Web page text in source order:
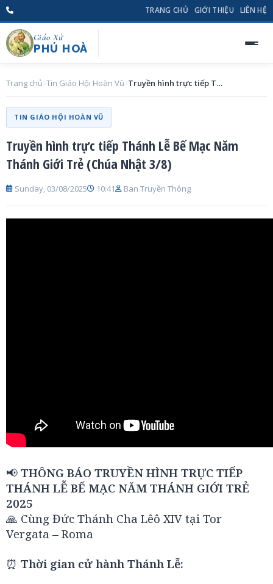
TRANG CHỦ GIỚI THIỆU LIÊN HỆ
Giáo Xứ
PHÚ HOÀ
Trang chủ Tin Giáo Hội Hoàn Vũ Truyền hình trực tiếp Thánh Lễ Bế Mạc Năm Thánh Giới Trẻ (Chúa Nhật 3/8)
TIN GIÁO HỘI HOÀN VŨ
Truyền hình trực tiếp Thánh Lễ Bế Mạc Năm
Thánh Giới Trẻ (Chúa Nhật 3/8)
Sunday, 03/08/2025 10:41 Ban Truyền Thông
📢 THÔNG BÁO TRUYỀN HÌNH TRỰC TIẾP
THÁNH LỄ BẾ MẠC NĂM THÁNH GIỚI TRẺ
2025
🙏 Cùng Đức Thánh Cha Lêô XIV tại Tor
Vergata – Roma
⏰ Thời gian cử hành Thánh Lễ: